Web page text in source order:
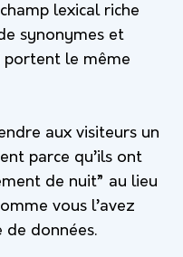
lexical riche
synonymes et
portent le même
aux visiteurs un
parce qu’ils ont
de nuit” au lieu
vous l’avez
de données.